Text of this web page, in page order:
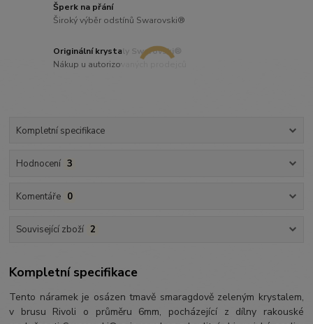
Šperk na přání
Široký výběr odstínů Swarovski®
Originální krystaly Swarovski®
Nákup u autorizovaných prodejců
Kompletní specifikace
Hodnocení 3
Komentáře 0
Související zboží 2
Kompletní specifikace
Tento náramek je osázen tmavě smaragdově zeleným krystalem,
v brusu Rivoli o průměru 6mm, pocházející z dílny rakouské